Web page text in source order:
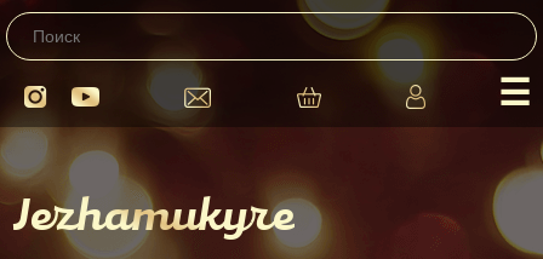
☰
Jezhamukyre